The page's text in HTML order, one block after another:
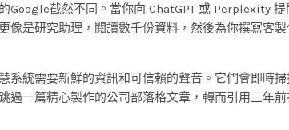
Google截然不同。當你向 ChatGPT 或 Perplexity
像是研究助理，閱讀數千份資料，然後為你撰寫客
系統需要新鮮的資訊和可信賴的聲音。它們會即時
過一篇精心製作的公司部落格文章，轉而引用三年